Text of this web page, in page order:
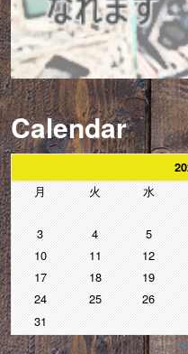
Calendar
月 火 水
3
4 5
10
11 12
17
18 19
24
25 26
31